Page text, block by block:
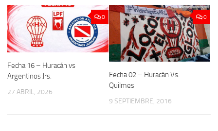
0
Fecha 16 – Huracán vs
Argentinos Jrs.
27 ABRIL, 2026
0
Fecha 02 – Huracán Vs.
Quilmes
9 SEPTIEMBRE, 2016